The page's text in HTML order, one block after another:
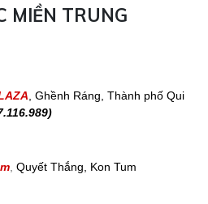
MIỀN TRUNG
, Ghềnh Ráng, Thành phố Qui
Quyết Thắng, Kon Tum